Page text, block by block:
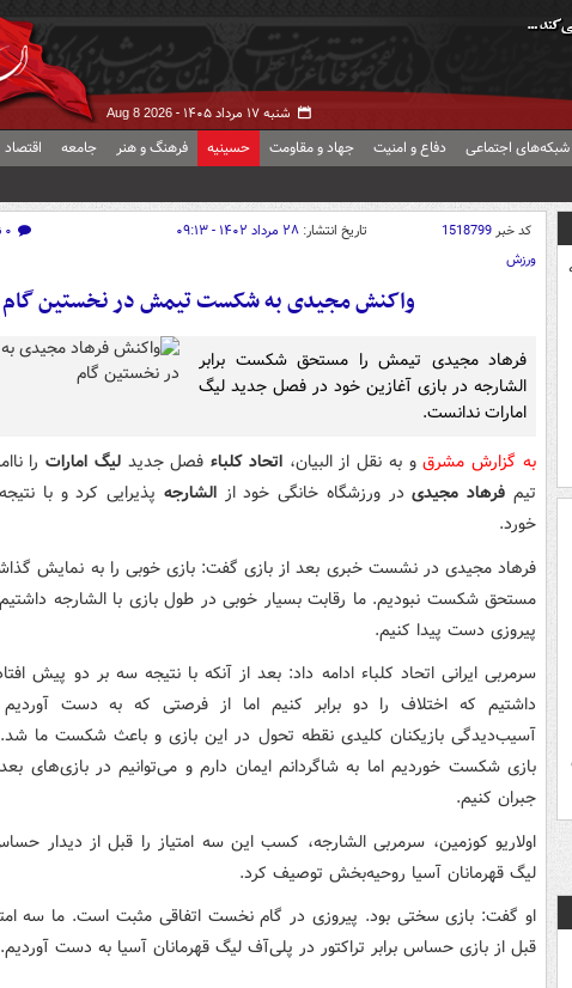
شنبه ۱۷ مرداد ۱۴۰۵ - Aug 8 2026
شبکه‌های اجتماعی دفاع و امنیت جهاد و مقاومت حسینیه فرهنگ و هنر جامعه اقتصاد
کد خبر1518799 تاریخ انتشار: ۲۸ مرداد ۱۴۰۲ - ۰۹:۱۳ ۰ نظر
ورزش
واکنش مجیدی به شکست تیمش در نخستین گام
فرهاد مجیدی تیمش را مستحق شکست برابر
الشارجه در بازی آغازین خود در فصل جدید لیگ
امارات ندانست.
به گزارش مشرقو به نقل از البیان، اتحاد کلباءفصل جدیدلیگ امارات را
تیم فرهاد مجیدی در ورزشگاه خانگی خود ازالشارجه
خورد.
فرهاد مجیدی در نشست خبری بعد از بازی گفت: بازی خوبی را به نمایش
مستحق شکست نبودیم. ما رقابت بسیار خوبی در طول بازی با الشارجه
پیروزی دست پیدا کنیم.
سرمربی ایرانی اتحاد کلباء ادامه داد: بعد از آنکه با نتیجه سه بر دو پیش
داشتیم که اختلاف را دو برابر کنیم اما از فرصتی که به دست آوردیم
آسیب‌دیدگی بازیکنان کلیدی نقطه تحول در این بازی و باعث شکست ما
بازی شکست خوردیم اما به شاگردانم ایمان دارم و می‌توانیم در بازی‌های
جبران کنیم.
اولاریو کوزمین، سرمربی الشارجه، کسب این سه امتیاز را قبل از دیدار حساس
لیگ قهرمانان آسیا روحیه‌بخش توصیف کرد.
او گفت: بازی سختی بود. پیروزی در گام نخست اتفاقی مثبت است. ما سه
قبل از بازی حساس برابر تراکتور در پلی‌آف لیگ قهرمانان آسیا به دست آوردیم.